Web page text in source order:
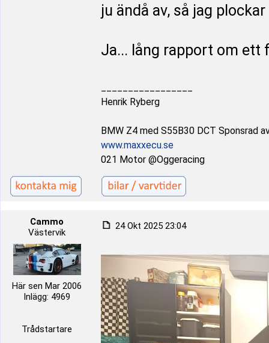
ju ändå av, så jag
Ja... lång rapport om ett
Henrik Ryberg
BMW Z4 med S55B30 DCT Sponsrad
www.maxxecu.se
021 Motor @Oggeracing
Cammo
Västervik
Här sen Mar 2006
Inlägg: 4969
Trådstartare
24 Okt 2025 23:04